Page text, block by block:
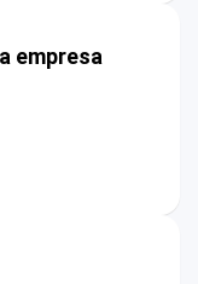
empresa